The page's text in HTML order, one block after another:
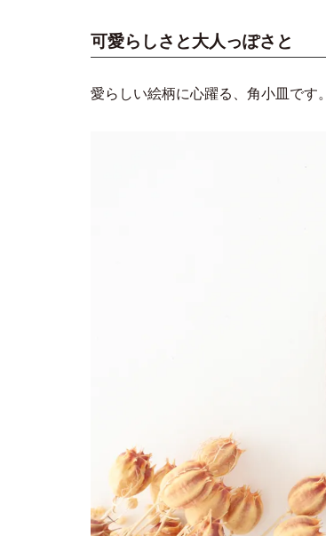
可愛らしさと大人っぽさと
愛らしい絵柄に心躍る、角小皿です。